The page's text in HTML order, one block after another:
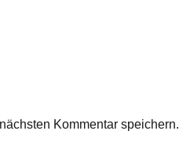
Kommentar speichern.